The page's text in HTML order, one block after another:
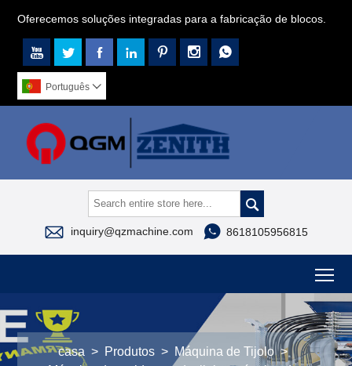
Oferecemos soluções integradas para a fabricação de blocos.
      
Português 

 inquiry@qzmachine.com  8618105956815
casa > Produtos > Máquina de Tijolo >